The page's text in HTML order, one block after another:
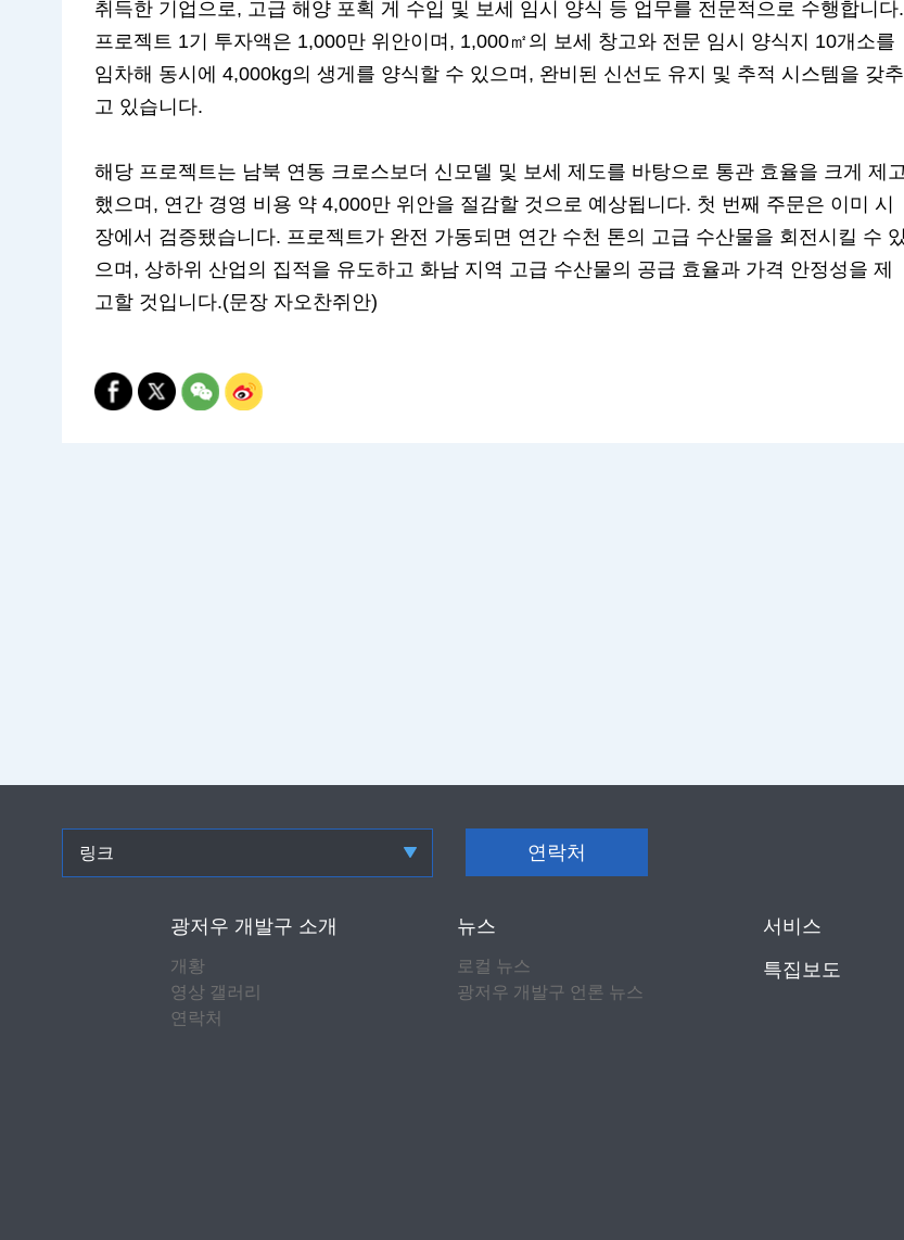
취득한 기업으로, 고급 해양 포획 게 수입 및 보세 임시 양식 등 업무를 전문적으로 수행합니다.
프로젝트 1기 투자액은 1,000만 위안이며, 1,000㎡의 보세 창고와 전문 임시 양식지 10개소를
임차해 동시에 4,000kg의 생게를 양식할 수 있으며, 완비된 신선도 유지 및 추적 시스템을 갖추
고 있습니다.
해당 프로젝트는 남북 연동 크로스보더 신모델 및 보세 제도를 바탕으로 통관 효율을 크게 제
했으며, 연간 경영 비용 약 4,000만 위안을 절감할 것으로 예상됩니다. 첫 번째 주문은 이미 시
장에서 검증됐습니다. 프로젝트가 완전 가동되면 연간 수천 톤의 고급 수산물을 회전시킬 수 있
으며, 상하위 산업의 집적을 유도하고 화남 지역 고급 수산물의 공급 효율과 가격 안정성을 제
고할 것입니다.(문장 자오찬쥐안)
링크 연락처
광저우 개발구 소개
개황
영상 갤러리
연락처
뉴스
로컬 뉴스
광저우 개발구 언론 뉴스
서비스
특집보도